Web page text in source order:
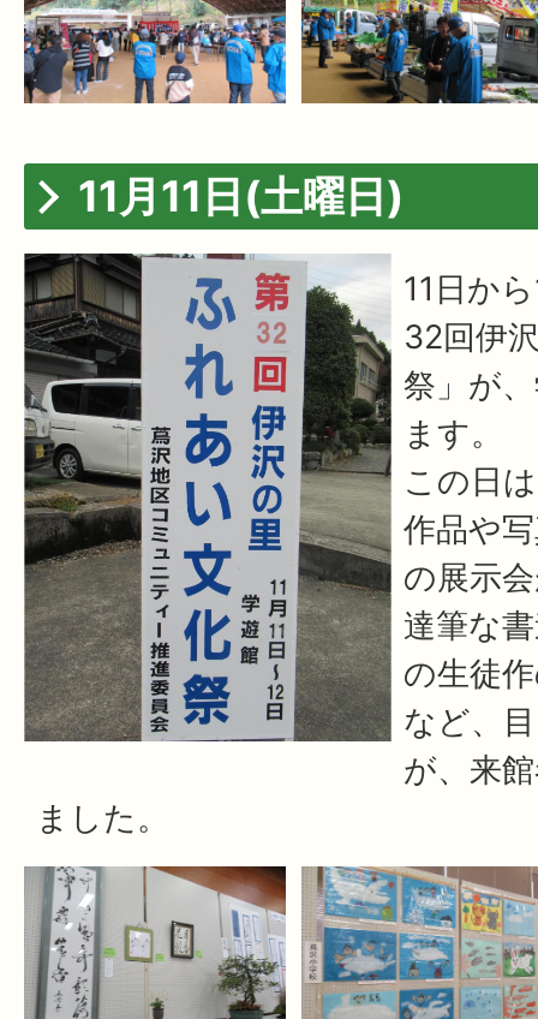
11月11日(土曜日)
11日か
32回伊
祭」が
ます。
この日
作品や
の展示
達筆な
の生徒
など、
が、来
ました。